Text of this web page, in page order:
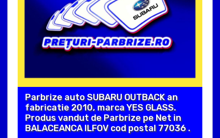
Parbrize auto SUBARU OUTBACK an
fabricatie 2010, marca YES GLASS.
Produs vandut de Parbrize pe Net in
BALACEANCA ILFOV cod postal 77036 .